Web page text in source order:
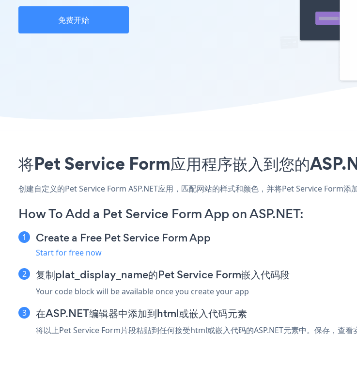
免费开始
将Pet Service Form应用程序嵌入到您的
创建自定义的Pet Service Form ASP.NET应用，匹配网站的样式和颜色，并将Pet Service Form添
How To Add a Pet Service Form App on ASP.NET:
Create a Free Pet Service Form App
Start for free now
复制plat_display_name的Pet Service Form嵌入代码段
Your code block will be available once you create your app
在ASP.NET编辑器中添加到html或嵌入代码元素
将以上Pet Service Form片段粘贴到任何接受html或嵌入代码的ASP.NET元素中。保存，查